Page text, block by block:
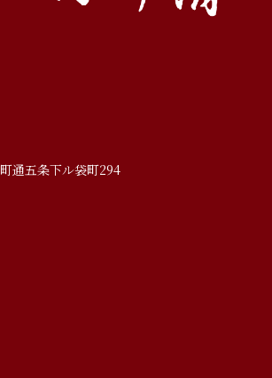
通五条下ル袋町294